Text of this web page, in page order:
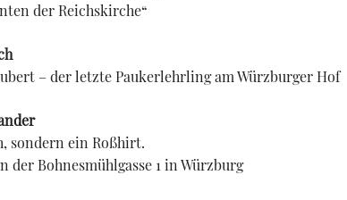
der Reichskirche“
– der letzte Paukerlehrling am Würzburger Hof
sondern ein Roßhirt.
der Bohnesmühlgasse 1 in Würzburg